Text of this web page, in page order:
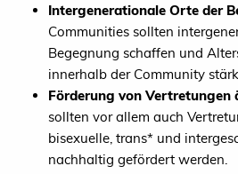
Intergenerationale Orte der
Communities sollten
Begegnung schaffen und
innerhalb der Community
Förderung von Vertretungen
sollten vor allem auch
bisexuelle, trans* und
nachhaltig gefördert werden.